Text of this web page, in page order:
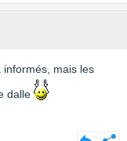
mais les
dalle